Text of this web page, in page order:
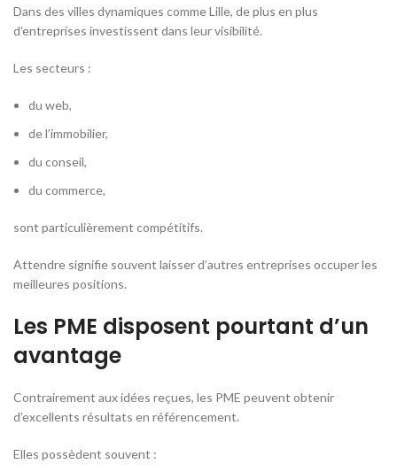
Dans des villes dynamiques comme Lille, de plus en plus
d’entreprises investissent dans leur visibilité.
Les secteurs :
du web,
de l’immobilier,
du conseil,
du commerce,
sont particulièrement compétitifs.
Attendre signifie souvent laisser d’autres entreprises occuper les
meilleures positions.
Les PME disposent pourtant d’un
avantage
Contrairement aux idées reçues, les PME peuvent obtenir
d’excellents résultats en référencement.
Elles possèdent souvent :